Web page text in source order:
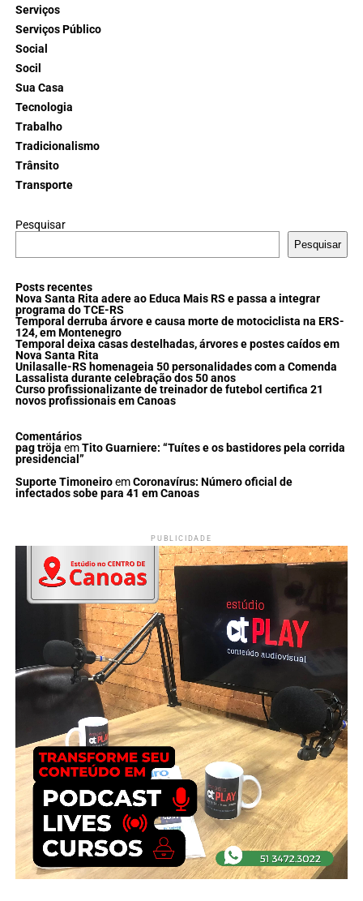
Serviços
Serviços Público
Social
Socil
Sua Casa
Tecnologia
Trabalho
Tradicionalismo
Trânsito
Transporte
Pesquisar
Pesquisar
Posts recentes
Nova Santa Rita adere ao Educa Mais RS e passa a integrar
programa do TCE-RS
Temporal derruba árvore e causa morte de motociclista na ERS-
124, em Montenegro
Temporal deixa casas destelhadas, árvores e postes caídos em
Nova Santa Rita
Unilasalle-RS homenageia 50 personalidades com a Comenda
Lassalista durante celebração dos 50 anos
Curso profissionalizante de treinador de futebol certifica 21
novos profissionais em Canoas
Comentários
pag tröja emTito Guarniere: “Tuítes e os bastidores pela corrida
presidencial”
Suporte TimoneiroemCoronavírus: Número oficial de
infectados sobe para 41 em Canoas
PUBLICIDADE